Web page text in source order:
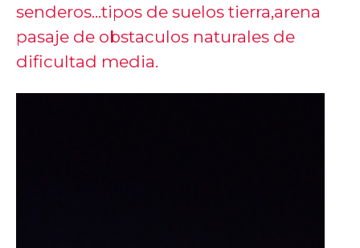
senderos...tipos de suelos tierra,arena
pasaje de obstaculos naturales de
dificultad media.